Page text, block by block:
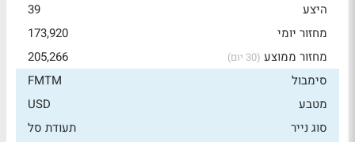
היצע
39
מחזור יומי
173,920
מחזור ממוצע (30 יום)
205,266
סימבול
FMTM
מטבע
USD
סוג נייר
תעודת סל